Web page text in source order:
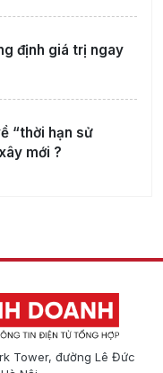
định giá trị ngay
“thời hạn sử
mới ?
Tower, đường Lê Đức